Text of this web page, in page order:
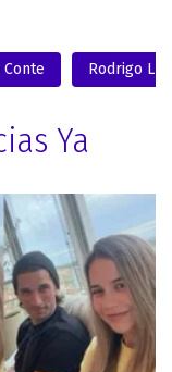
Conte Rodrigo
Ya